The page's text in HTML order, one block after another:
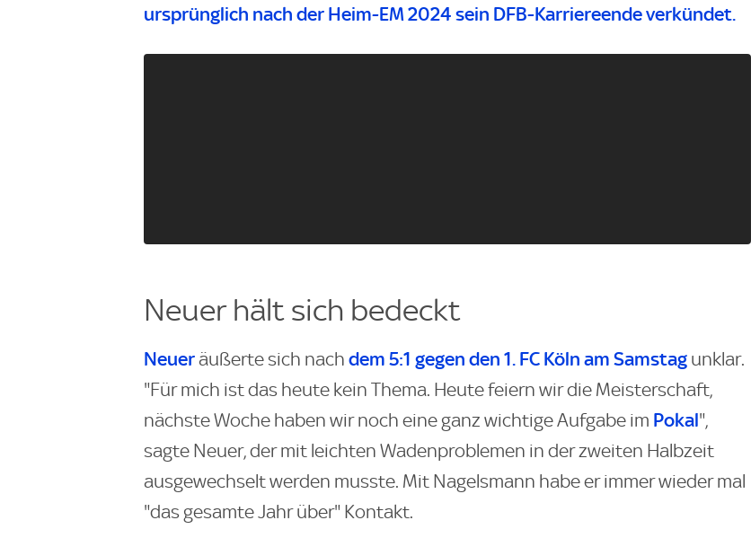
ursprünglich nach der Heim-EM 2024 sein DFB-Karriereende verkündet.
Neuer hält sich bedeckt
Neueräußerte sich nach dem 5:1 gegen den 1. FC Köln am Samstag unklar.
"Für mich ist das heute kein Thema. Heute feiern wir die Meisterschaft,
nächste Woche haben wir noch eine ganz wichtige Aufgabe im Pokal",
sagte Neuer, der mit leichten Wadenproblemen in der zweiten Halbzeit
ausgewechselt werden musste. Mit Nagelsmann habe er immer wieder mal
"das gesamte Jahr über" Kontakt.